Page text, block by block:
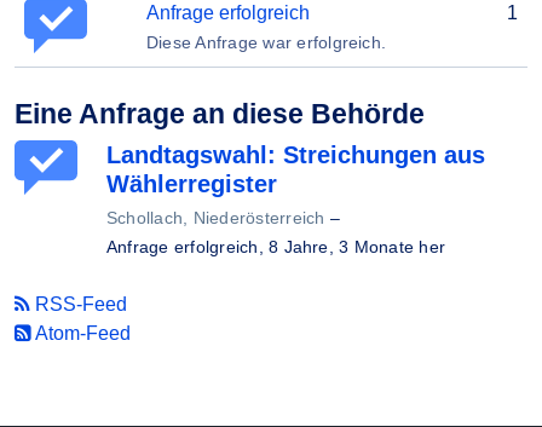
Anfrage erfolgreich
Diese Anfrage war erfolgreich.
1
Eine Anfrage an diese Behörde
Landtagswahl: Streichungen aus
Wählerregister
Schollach, Niederösterreich –
Anfrage erfolgreich,8 Jahre, 3 Monate her
RSS-Feed
Atom-Feed